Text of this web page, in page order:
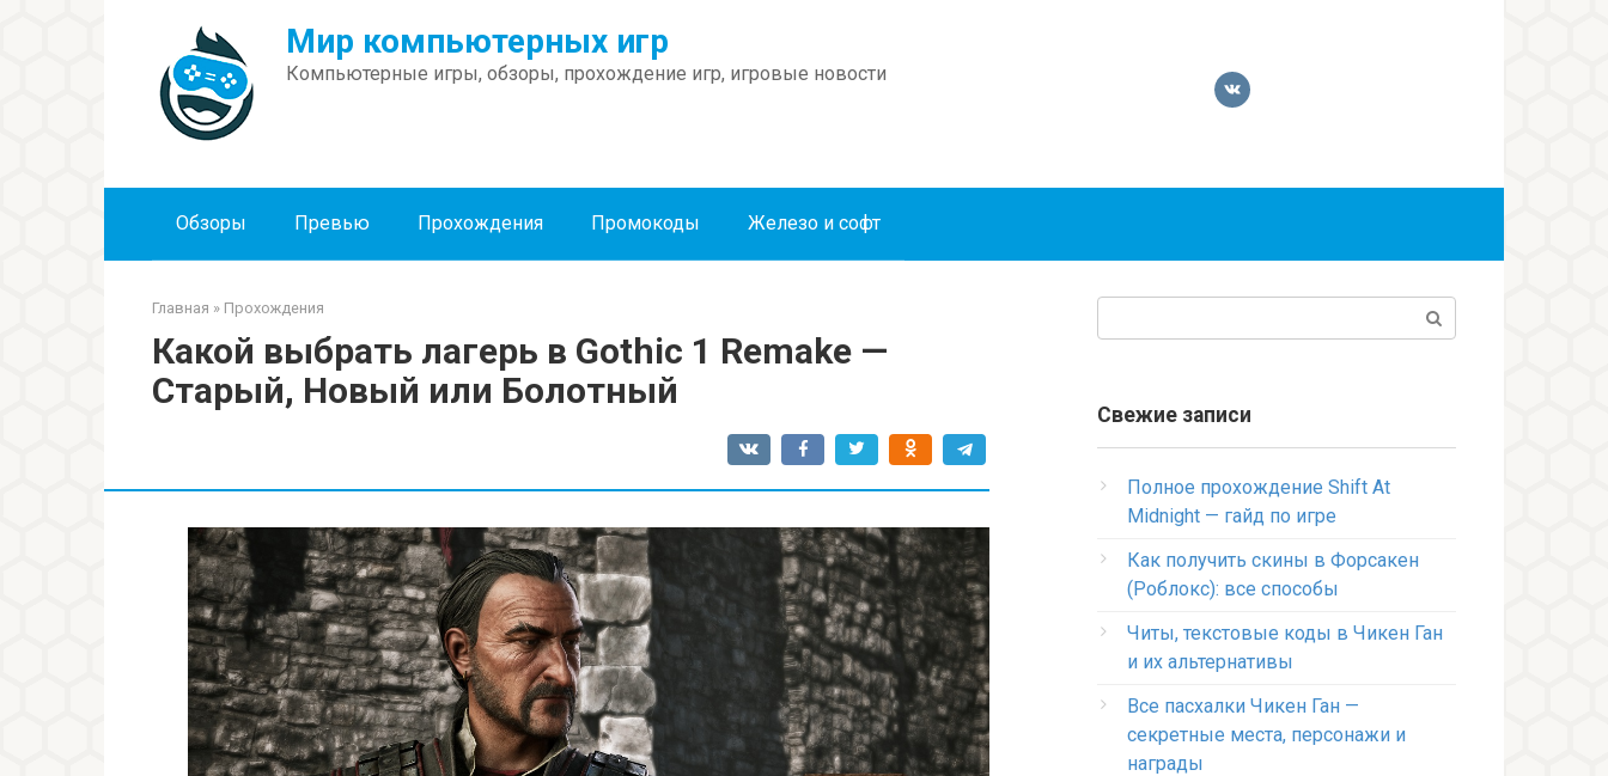
Мир компьютерных игр
Компьютерные игры, обзоры, прохождение игр, игровые новости
Обзоры Превью Прохождения Промокоды Железо и софт
Главная » Прохождения
Какой выбрать лагерь в Gothic 1 Remake —
Старый, Новый или Болотный
Свежие записи
Полное прохождение Shift At
Midnight — гайд по игре
Как получить скины в Форсакен
(Роблокс): все способы
Читы, текстовые коды в Чикен Ган
и их альтернативы
Все пасхалки Чикен Ган —
секретные места, персонажи и
награды